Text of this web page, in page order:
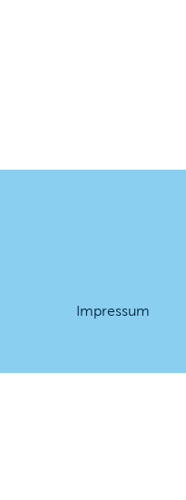
Impressum